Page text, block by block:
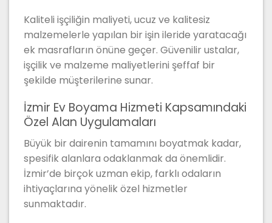
Kaliteli işçiliğin maliyeti, ucuz ve kalitesiz
malzemelerle yapılan bir işin ileride yaratacağı
ek masrafların önüne geçer. Güvenilir ustalar,
işçilik ve malzeme maliyetlerini şeffaf bir
şekilde müşterilerine sunar.
İzmir Ev Boyama Hizmeti Kapsamındaki
Özel Alan Uygulamaları
Büyük bir dairenin tamamını boyatmak kadar,
spesifik alanlara odaklanmak da önemlidir.
İzmir’de birçok uzman ekip, farklı odaların
ihtiyaçlarına yönelik özel hizmetler
sunmaktadır.